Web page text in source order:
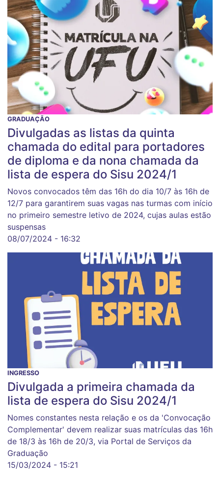
GRADUAÇÃO
Divulgadas as listas da quinta
chamada do edital para portadores
de diploma e da nona chamada da
lista de espera do Sisu 2024/1
Novos convocados têm das 16h do dia 10/7 às 16h de
12/7 para garantirem suas vagas nas turmas com início
no primeiro semestre letivo de 2024, cujas aulas estão
suspensas
08/07/2024 - 16:32
INGRESSO
Divulgada a primeira chamada da
lista de espera do Sisu 2024/1
Nomes constantes nesta relação e os da 'Convocação
Complementar' devem realizar suas matrículas das 16h
de 18/3 às 16h de 20/3, via Portal de Serviços da
Graduação
15/03/2024 - 15:21